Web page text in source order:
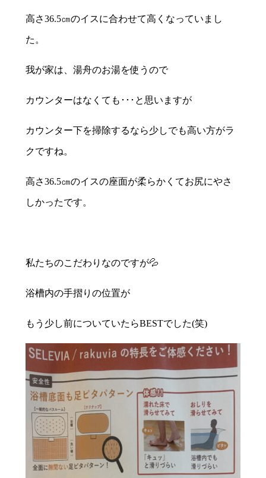
高さ36.5㎝のイスに合わせて高くなっていまし
た。
我が家は、湯舟のお湯を使うので
カウンターはなくても･･･と思いますが
カウンター下を掃除するなら少しでも高い方がラ
クですね。
高さ36.5㎝のイスの座面が柔らかくてお尻にやさ
しかったです。
私たちのこだわりなのですが💦
浴槽内の手摺りの位置が
もう少し前についていたらBESTでした(笑)